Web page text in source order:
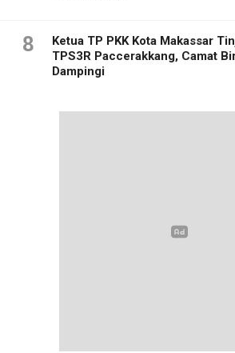
8
Ketua TP PKK Kota Makassar
TPS3R Paccerakkang, Camat
Dampingi